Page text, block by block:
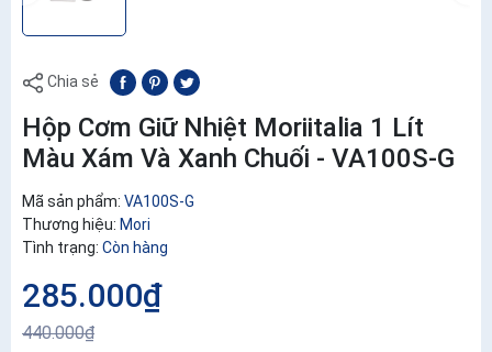
Chia sẻ
Hộp Cơm Giữ Nhiệt Moriitalia 1 Lít
Màu Xám Và Xanh Chuối - VA100S-G
Mã sản phẩm: VA100S-G
Thương hiệu: Mori
Tình trạng: Còn hàng
285.000₫
440.000₫